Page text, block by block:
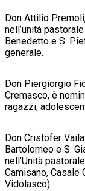
Don Attilio
nell’unità
Benedetto e S.
generale.
Don Piergiorgio
Cremasco, è
ragazzi,
Don Cristofer
Bartolomeo e S.
nell’Unità
Camisano, Casale
Vidolasco).